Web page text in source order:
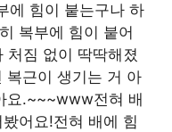
에 힘이 붙는구나 하
복부에 힘이 붙어
처짐 없이 딱딱해졌
복근이 생기는 거 아
요.~~~www전혀 배
어요!전혀 배에 힘